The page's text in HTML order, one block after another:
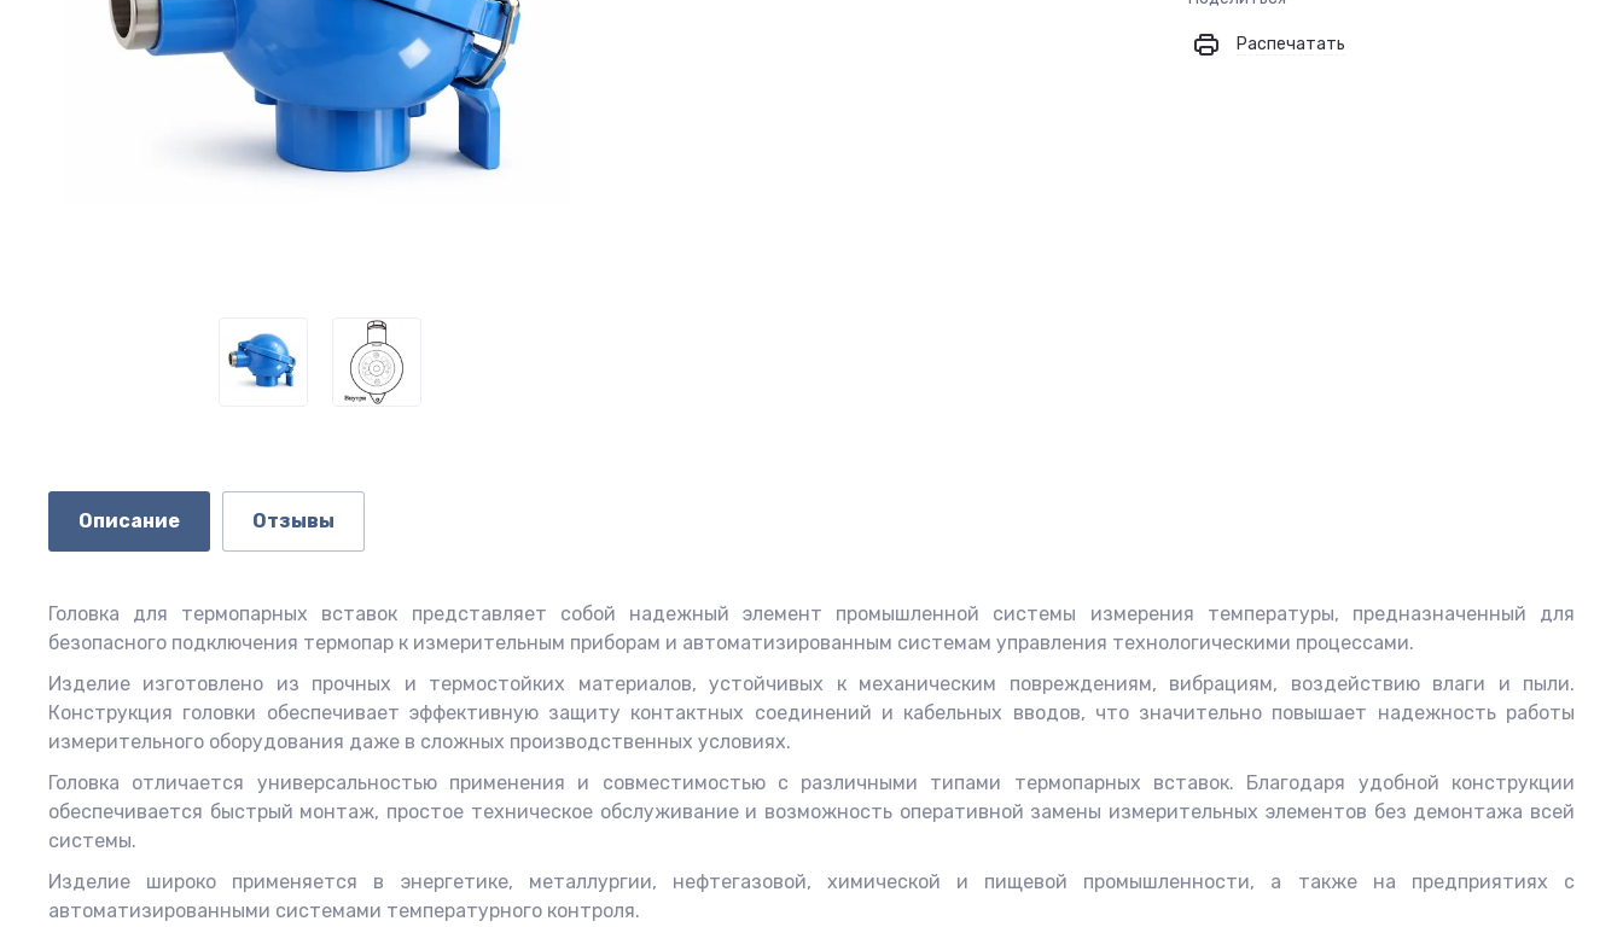
Распечатать
Описание Отзывы
Головка для термопарных вставок представляет собой надежный элемент промышленной системы измерения температуры, предназначенный для
безопасного подключения термопар к измерительным приборам и автоматизированным системам управления технологическими процессами.
Изделие изготовлено из прочных и термостойких материалов, устойчивых к механическим повреждениям, вибрациям, воздействию влаги и пыли.
Конструкция головки обеспечивает эффективную защиту контактных соединений и кабельных вводов, что значительно повышает надежность работы
измерительного оборудования даже в сложных производственных условиях.
Головка отличается универсальностью применения и совместимостью с различными типами термопарных вставок. Благодаря удобной конструкции
обеспечивается быстрый монтаж, простое техническое обслуживание и возможность оперативной замены измерительных элементов без демонтажа всей
системы.
Изделие широко применяется в энергетике, металлургии, нефтегазовой, химической и пищевой промышленности, а также на предприятиях с
автоматизированными системами температурного контроля.